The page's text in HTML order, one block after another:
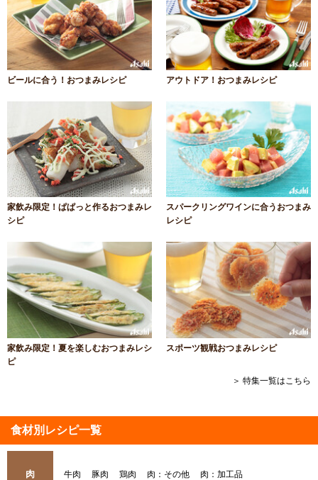
ビールに合う！おつまみレシピ アウトドア！おつまみレシピ
家飲み限定！ぱぱっと作るおつまみレ
シピ
スパークリングワインに合うおつまみ
レシピ
家飲み限定！夏を楽しむおつまみレシ
ピ
スポーツ観戦おつまみレシピ
＞ 特集一覧はこちら
食材別レシピ一覧
肉 牛肉 豚肉 鶏肉 肉：その他 肉：加工品